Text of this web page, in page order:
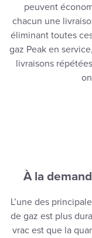
peuvent
chacun une
éliminant toutes
gaz Peak en
livraisons
À la
L’une des
de gaz est plus
vrac est que la